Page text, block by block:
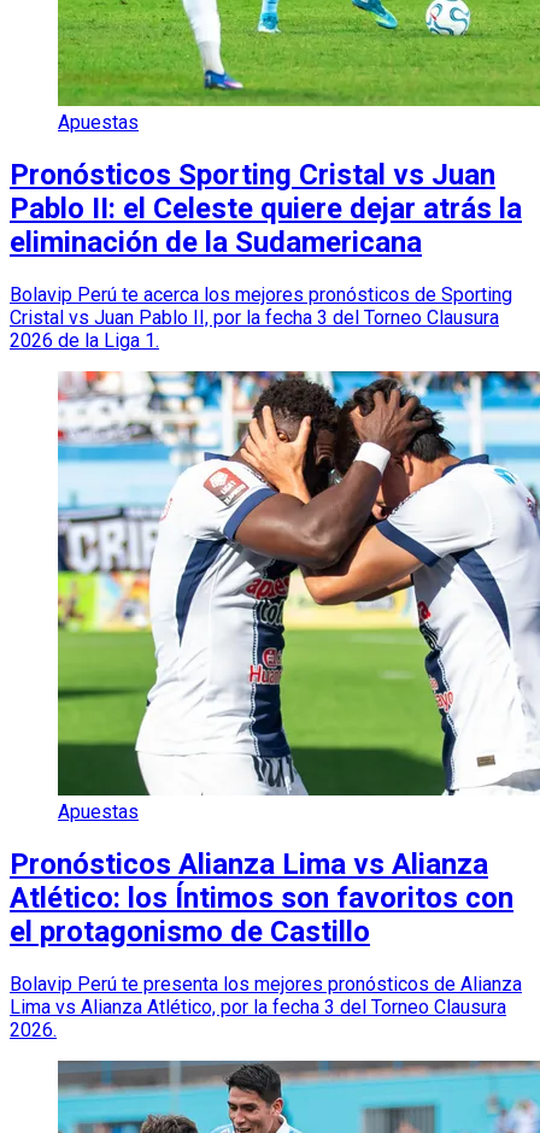
Apuestas
Pronósticos Sporting Cristal vs Juan
Pablo II: el Celeste quiere dejar atrás la
eliminación de la Sudamericana
Bolavip Perú te acerca los mejores pronósticos de Sporting
Cristal vs Juan Pablo II, por la fecha 3 del Torneo Clausura
2026 de la Liga 1.
Apuestas
Pronósticos Alianza Lima vs Alianza
Atlético: los Íntimos son favoritos con
el protagonismo de Castillo
Bolavip Perú te presenta los mejores pronósticos de Alianza
Lima vs Alianza Atlético, por la fecha 3 del Torneo Clausura
2026.